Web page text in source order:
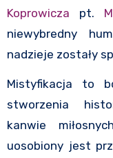
Koprowicza pt.
niewybredny
nadzieje zostały
Mistyfikacja to
stworzenia
kanwie
uosobiony jest